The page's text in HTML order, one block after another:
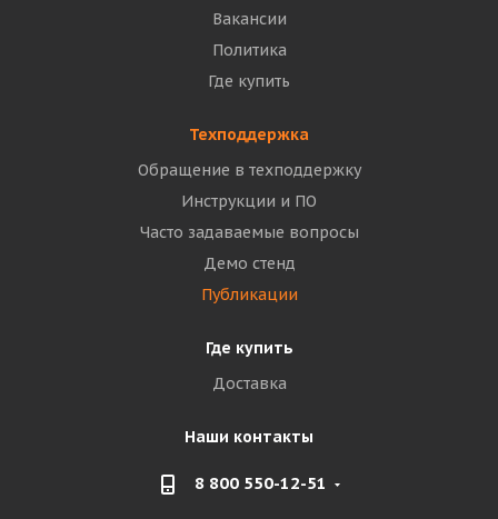
Вакансии
Политика
Где купить
Техподдержка
Обращение в техподдержку
Инструкции и ПО
Часто задаваемые вопросы
Демо стенд
Публикации
Где купить
Доставка
Наши контакты
8 800 550-12-51